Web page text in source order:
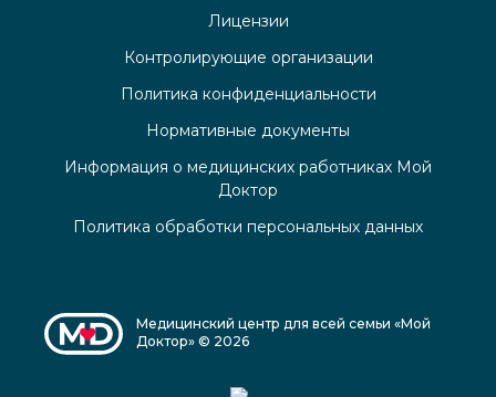
Лицензии
Контролирующие организации
Политика конфиденциальности
Нормативные документы
Информация о медицинских работниках Мой
Доктор
Политика обработки персональных данных
Медицинский центр для всей семьи «Мой
Доктор» © 2026